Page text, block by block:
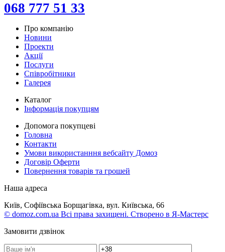
068 777 51 33
Про компанію
Новини
Проекти
Акції
Послуги
Співробітники
Галерея
Каталог
Інформація покупцям
Допомога покупцеві
Головна
Контакти
Умови використанння вебсайту Домоз
Договір Оферти
Повернення товарів та грошей
Наша адреса
Київ, Софіївська Борщагівка, вул. Київська, 66
© domoz.com.ua Всі права захищені. Створено в Я-Мастерс
Замовити дзвінок